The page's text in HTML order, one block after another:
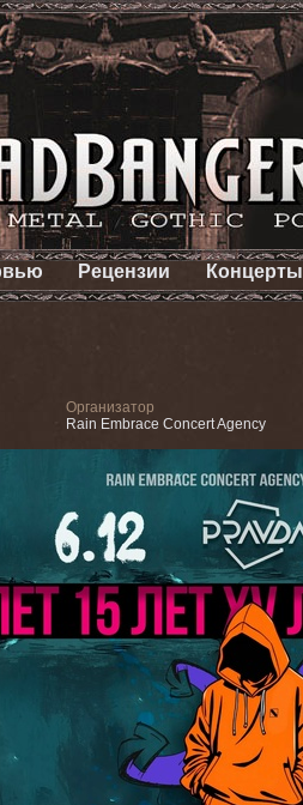
Рецензии Концерты
Организатор
Rain Embrace Concert Agency